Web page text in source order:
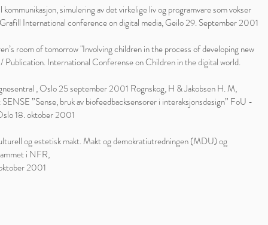
kommunikasjon, simulering av det virkelige liv og programvare som vokser
International conference on digital media, Geilo 29. September 2001
room of tomorrow "Involving children in the process of developing new
Publication. International Conferense on Children in the digital world.
, Oslo 25 september 2001 Rognskog, H & Jakobsen H. M,
”Sense, bruk av biofeedbacksensorer i interaksjonsdesign” FoU -
18. oktober 2001
og estetisk makt. Makt og demokratiutredningen (MDU) og
i NFR,
2001